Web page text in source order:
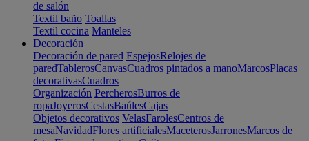
de salón
Textil baño Toallas
Textil cocina Manteles
Decoración
Decoración de pared EspejosRelojes de
paredTablerosCanvasCuadros pintados a manoMarcosPlacas
decorativasCuadros
Organización PercherosBurros de
ropaJoyerosCestasBaúlesCajas
Objetos decorativos VelasFarolesCentros de
mesaNavidadFlores artificialesMaceterosJarronesMarcos de